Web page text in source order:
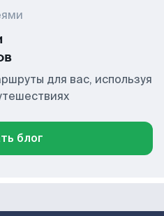
для вас, используя
блог